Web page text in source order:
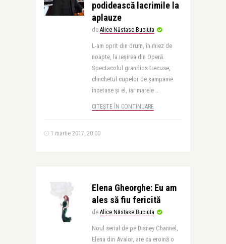
podidească lacrimile la
aplauze
de Alice Năstase Buciuta
L-am oprit din drum, în miez de
noapte, la ieșirea din Operă.
Spectacolul grandios trecuse,
clinchetul cupelor de șampanie
încetase și el, iar marele ..
CITEȘTE ÎN CONTINUARE
1 martie 2017, 20:00
Elena Gheorghe: Eu am
ales să fiu fericită
de Alice Năstase Buciuta
Noul serial de pe Disney Channel,
Elena din Avalor, are ca eroină o